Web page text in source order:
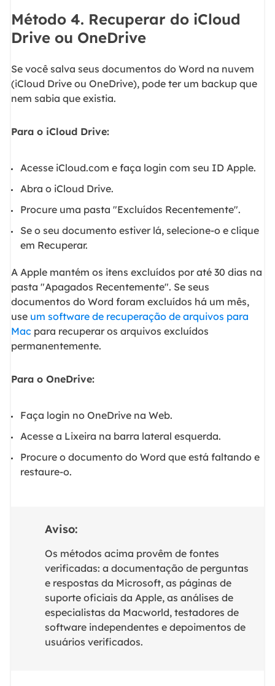
Método 4. Recuperar do iCloud
Drive ou OneDrive
Se você salva seus documentos do Word na nuvem
(iCloud Drive ou OneDrive), pode ter um backup que
nem sabia que existia.
Para o iCloud Drive:
Acesse iCloud.com e faça login com seu ID Apple.
Abra o iCloud Drive.
Procure uma pasta "Excluídos Recentemente".
Se o seu documento estiver lá, selecione-o e clique
em Recuperar.
A Apple mantém os itens excluídos por até 30 dias na
pasta "Apagados Recentemente". Se seus
documentos do Word foram excluídos há um mês,
use um software de recuperação de arquivos para
Mac para recuperar os arquivos excluídos
permanentemente.
Para o OneDrive:
Faça login no OneDrive na Web.
Acesse a Lixeira na barra lateral esquerda.
Procure o documento do Word que está faltando e
restaure-o.
Aviso:
Os métodos acima provêm de fontes
verificadas: a documentação de perguntas
e respostas da Microsoft, as páginas de
suporte oficiais da Apple, as análises de
especialistas da Macworld, testadores de
software independentes e depoimentos de
usuários verificados.